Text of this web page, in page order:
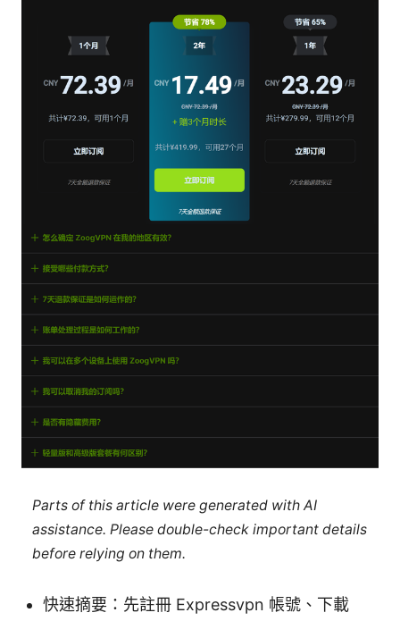
Parts of this article were generated with AI
assistance. Please double-check important details
before relying on them.
快速摘要：先註冊 Expressvpn 帳號、下載